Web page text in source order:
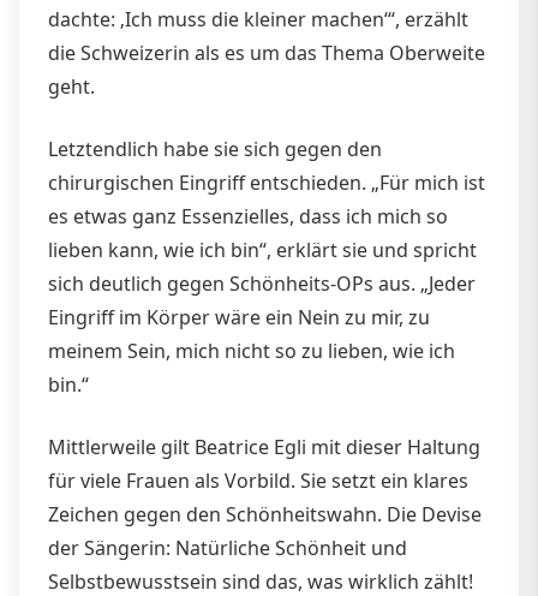
dachte: ‚Ich muss die kleiner machen‘“, erzählt
die Schweizerin als es um das Thema Oberweite
geht.
Letztendlich habe sie sich gegen den
chirurgischen Eingriff entschieden. „Für mich ist
es etwas ganz Essenzielles, dass ich mich so
lieben kann, wie ich bin“, erklärt sie und spricht
sich deutlich gegen Schönheits-OPs aus. „Jeder
Eingriff im Körper wäre ein Nein zu mir, zu
meinem Sein, mich nicht so zu lieben, wie ich
bin.“
Mittlerweile gilt Beatrice Egli mit dieser Haltung
für viele Frauen als Vorbild. Sie setzt ein klares
Zeichen gegen den Schönheitswahn. Die Devise
der Sängerin: Natürliche Schönheit und
Selbstbewusstsein sind das, was wirklich zählt!